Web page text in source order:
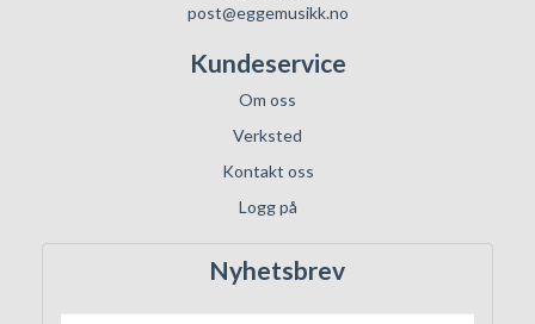
post@eggemusikk.no
Kundeservice
Om oss
Verksted
Kontakt oss
Logg på
Nyhetsbrev